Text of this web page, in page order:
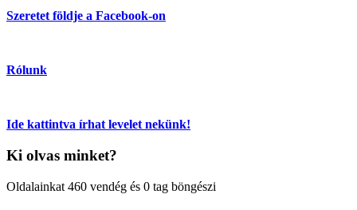
Szeretet földje a Facebook-on
Rólunk
Ide kattintva írhat levelet nekünk!
Ki olvas minket?
Oldalainkat 460 vendég és 0 tag böngészi